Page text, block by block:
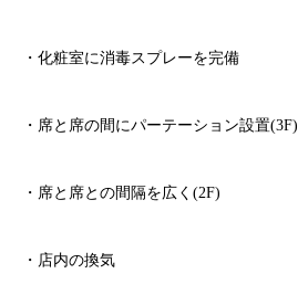
・化粧室に消毒スプレーを完備
・席と席の間にパーテーション設置(3F)
・席と席との間隔を広く (2F)
・店内の換気